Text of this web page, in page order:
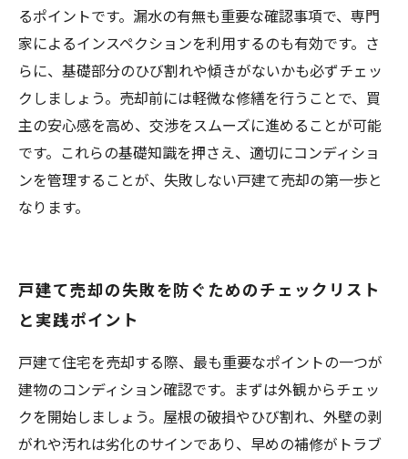
るポイントです。漏水の有無も重要な確認事項で、専門
家によるインスペクションを利用するのも有効です。さ
らに、基礎部分のひび割れや傾きがないかも必ずチェッ
クしましょう。売却前には軽微な修繕を行うことで、買
主の安心感を高め、交渉をスムーズに進めることが可能
です。これらの基礎知識を押さえ、適切にコンディショ
ンを管理することが、失敗しない戸建て売却の第一歩と
なります。
戸建て売却の失敗を防ぐためのチェックリスト
と実践ポイント
戸建て住宅を売却する際、最も重要なポイントの一つが
建物のコンディション確認です。まずは外観からチェッ
クを開始しましょう。屋根の破損やひび割れ、外壁の剥
がれや汚れは劣化のサインであり、早めの補修がトラブ